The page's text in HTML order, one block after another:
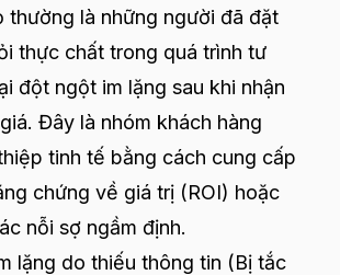
thường là những người đã đặt
thực chất trong quá trình tư
đột ngột im lặng sau khi nhận
Đây là nhóm khách hàng
tinh tế bằng cách cung cấp
chứng về giá trị (ROI) hoặc
nỗi sợ ngầm định.
lặng do thiếu thông tin (Bị tắc